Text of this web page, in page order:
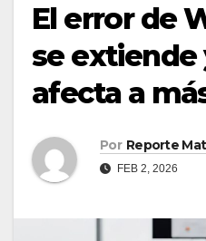
El error de
se extiende
afecta a
Por Reporte
FEB 2, 2026